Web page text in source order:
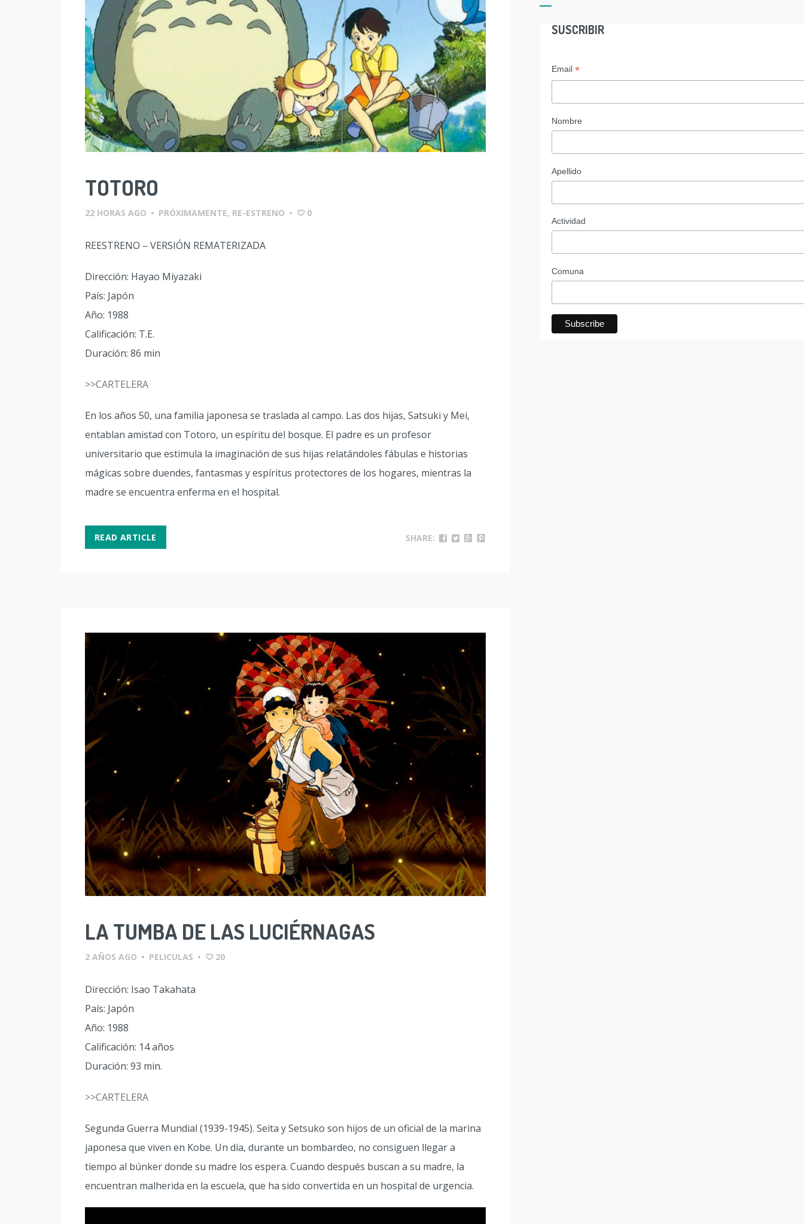
TOTORO
22 HORAS AGO • PRÓXIMAMENTE, RE-ESTRENO • 0
REESTRENO – VERSIÓN REMATERIZADA
Dirección: Hayao Miyazaki
País: Japón
Año: 1988
Calificación: T.E.
Duración: 86 min
>>CARTELERA
En los años 50, una familia japonesa se traslada al campo. Las dos hijas, Satsuki y Mei,
entablan amistad con Totoro, un espíritu del bosque. El padre es un profesor
universitario que estimula la imaginación de sus hijas relatándoles fábulas e historias
mágicas sobre duendes, fantasmas y espíritus protectores de los hogares, mientras la
madre se encuentra enferma en el hospital.
READ ARTICLE SHARE:
LA TUMBA DE LAS LUCIÉRNAGAS
2 AÑOS AGO • PELICULAS • 20
Dirección: Isao Takahata
País: Japón
Año: 1988
Calificación: 14 años
Duración: 93 min.
>>CARTELERA
Segunda Guerra Mundial (1939-1945). Seita y Setsuko son hijos de un oficial de la marina
japonesa que viven en Kobe. Un día, durante un bombardeo, no consiguen llegar a
tiempo al búnker donde su madre los espera. Cuando después buscan a su madre, la
encuentran malherida en la escuela, que ha sido convertida en un hospital de urgencia.
SUSCRIBIR
Email *
Nombre
Apellido
Actividad
Comuna